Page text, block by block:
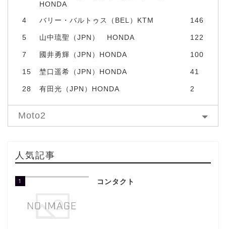
HONDA
4 バリー・バルトゥス（BEL）KTM 146
5 山中琉聖（JPN） HONDA 122
7 國井勇輝（JPN）HONDA 100
15 埜口遥希（JPN）HONDA 41
28 有田光（JPN）HONDA 2
Moto2
人気記事
1 コンタクト